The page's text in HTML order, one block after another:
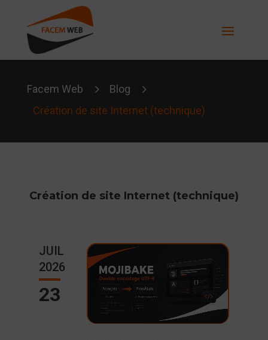
Facem Web 5 Blog 5
Création de site Internet (technique)
Création de site Internet (technique)
JUIL
2026
23